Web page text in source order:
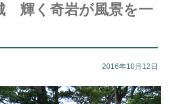
輝く奇岩が風景を一
2016年10月12日